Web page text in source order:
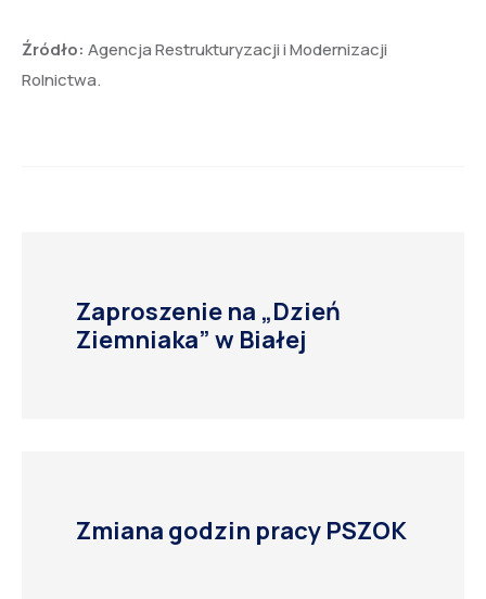
Źródło: Agencja Restrukturyzacji i Modernizacji
Rolnictwa.
Zaproszenie na „Dzień
Ziemniaka” w Białej
Zmiana godzin pracy PSZOK